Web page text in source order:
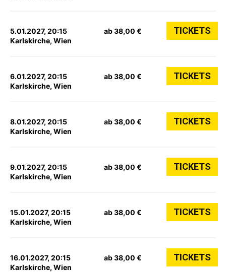
5.01.2027, 20:15
Karlskirche, Wien
ab 38,00 € TICKETS
6.01.2027, 20:15
Karlskirche, Wien
ab 38,00 € TICKETS
8.01.2027, 20:15
Karlskirche, Wien
ab 38,00 € TICKETS
9.01.2027, 20:15
Karlskirche, Wien
ab 38,00 € TICKETS
15.01.2027, 20:15
Karlskirche, Wien
ab 38,00 € TICKETS
16.01.2027, 20:15
Karlskirche, Wien
ab 38,00 € TICKETS